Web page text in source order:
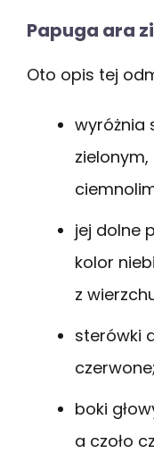
Papuga ara
Oto opis tej
wyróżnia
zielonym,
jej dolne
kolor
z
sterówki
czerwone;
boki
a czoło